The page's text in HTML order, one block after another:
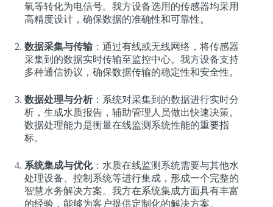
氧等转化为电信号。我方设备选用的传感器均采用
高精度设计，确保数据的准确性和可靠性。
数据采集与传输：通过有线或无线网络，将传感器
采集到的数据实时传输至监控中心。我方设备支持
多种通信协议，确保数据传输的稳定性和安全性。
数据处理与分析：系统对采集到的数据进行实时分
析，生成水质报告，辅助管理人员做出快速决策。
数据处理能力是衡量在线监测系统性能的重要指
标。
系统集成与优化：水质在线监测系统需要与其他水
处理设备、控制系统等进行集成，形成一个完整的
智慧水务解决方案。我方在系统集成方面具有丰富
的经验，能够为客户提供定制化的解决方案。